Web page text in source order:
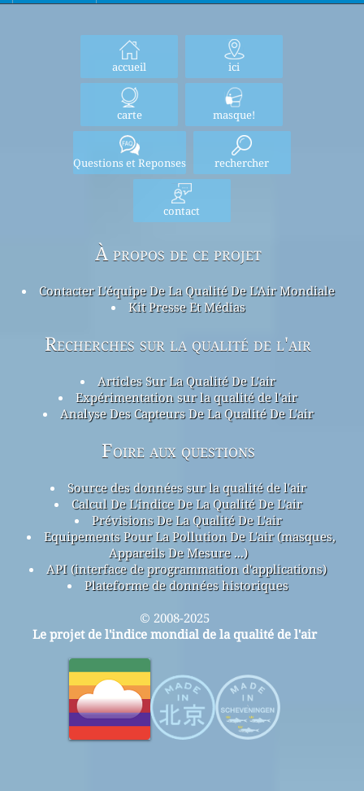
accueil ici
carte masque!
Questions et Reponses rechercher
contact
À propos de ce projet
Contacter L'équipe De La Qualité De L'Air Mondiale
Kit Presse Et Médias
Recherches sur la qualité de l'air
Articles Sur La Qualité De L'air
Expérimentation sur la qualité de l'air
Analyse Des Capteurs De La Qualité De L'air
Foire aux questions
Source des données sur la qualité de l'air
Calcul De L'indice De La Qualité De L'air
Prévisions De La Qualité De L'air
Equipements Pour La Pollution De L'air (masques,
Appareils De Mesure ...)
API (interface de programmation d'applications)
Plateforme de données historiques
© 2008-2025
Le projet de l'indice mondial de la qualité de l'air